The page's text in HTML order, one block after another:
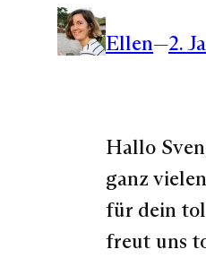
Ellen—2.
Hallo
ganz
für dein
freut uns